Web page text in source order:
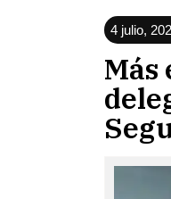
4 julio,